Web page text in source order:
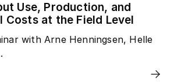
Use, Production, and
Costs at the Field Level
with Arne Henningsen, Helle